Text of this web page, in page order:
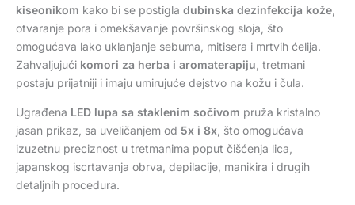
kiseonikom kako bi se postigla dubinska dezinfekcija kože
otvaranje pora i omekšavanje površinskog sloja, što
omogućava lako uklanjanje sebuma, mitisera i mrtvih ćelija.
Zahvaljujući komori za herba i aromaterapiju , tretmani
postaju prijatniji i imaju umirujuće dejstvo na kožu i čula.
Ugrađena LED lupa sa staklenim sočivom pruža kristalno
jasan prikaz, sa uveličanjem od 5x i 8x , što omogućava
izuzetnu preciznost u tretmanima poput čišćenja lica,
japanskog iscrtavanja obrva, depilacije, manikira i drugih
detaljnih procedura.